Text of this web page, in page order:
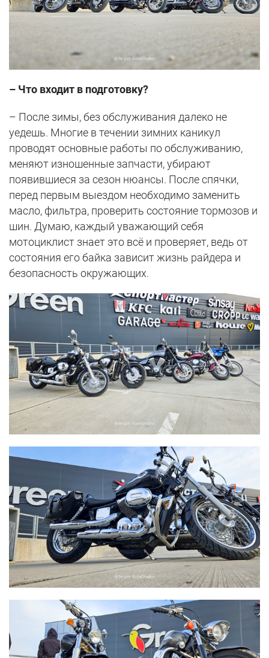
– Что входит в подготовку?
– После зимы, без обслуживания далеко не
уедешь. Многие в течении зимних каникул
проводят основные работы по обслуживанию,
меняют изношенные запчасти, убирают
появившиеся за сезон нюансы. После спячки,
перед первым выездом необходимо заменить
масло, фильтра, проверить состояние тормозов и
шин. Думаю, каждый уважающий себя
мотоциклист знает это всё и проверяет, ведь от
состояния его байка зависит жизнь райдера и
безопасность окружающих.